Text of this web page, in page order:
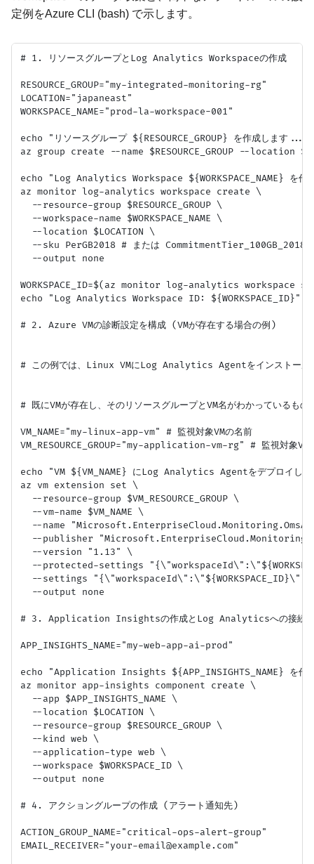
定例をAzure CLI (bash) で示します。
# 1. リソースグループとLog Analytics Workspaceの作成
RESOURCE_GROUP="my-integrated-monitoring-rg"
LOCATION="japaneast"
WORKSPACE_NAME="prod-la-workspace-001"
echo "リソースグループ ${RESOURCE_GROUP} を作成します..."
az group create --name $RESOURCE_GROUP --location
echo "Log Analytics Workspace ${WORKSPACE_NAME} を
az monitor log-analytics workspace create \
  --resource-group $RESOURCE_GROUP \
  --workspace-name $WORKSPACE_NAME \
  --location $LOCATION \
--sku PerGB2018 # または CommitmentTier_100GB_2018 な
  --output none
WORKSPACE_ID=$(az monitor log-analytics workspace
echo "Log Analytics Workspace ID: ${WORKSPACE_ID}"
# 2. Azure VMの診断設定を構成 (VMが存在する場合の例)
# この例では、Linux VMにLog Analytics Agentをインストール
# 既にVMが存在し、そのリソースグループとVM名がわかっているもの
VM_NAME="my-linux-app-vm" # 監視対象VMの名前
VM_RESOURCE_GROUP="my-application-vm-rg" # 監視対象VM
echo "VM ${VM_NAME} にLog Analytics Agentをデプロイし
az vm extension set \
  --resource-group $VM_RESOURCE_GROUP \
  --vm-name $VM_NAME \
--name
--publisher "Microsoft.EnterpriseCloud.Monitoring"
  --version "1.13" \
--protected-settings
--settings "{\"workspaceId\":\"${WORKSPACE_ID}\"}"
  --output none
# 3. Application Insightsの作成とLog Analyticsへの接続 (
APP_INSIGHTS_NAME="my-web-app-ai-prod"
echo "Application Insights ${APP_INSIGHTS_NAME} を作
az monitor app-insights component create \
  --app $APP_INSIGHTS_NAME \
  --location $LOCATION \
  --resource-group $RESOURCE_GROUP \
  --kind web \
  --application-type web \
  --workspace $WORKSPACE_ID \
  --output none
# 4. アクショングループの作成 (アラート通知先)
ACTION_GROUP_NAME="critical-ops-alert-group"
EMAIL_RECEIVER="your-email@example.com"